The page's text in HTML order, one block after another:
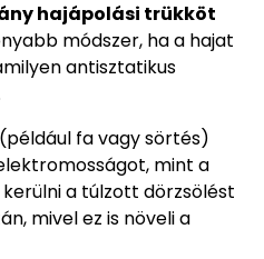
hajápolási trükköt
módszer, ha a hajat
antisztatikus
fa vagy sörtés)
mint a
a túlzott dörzsölést
mivel ez is növeli a